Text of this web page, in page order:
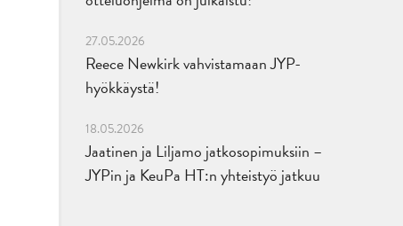
27.05.2026
Reece Newkirk vahvistamaan JYP-
hyökkäystä!
18.05.2026
Jaatinen ja Liljamo jatkosopimuksiin –
JYPin ja KeuPa HT:n yhteistyö jatkuu